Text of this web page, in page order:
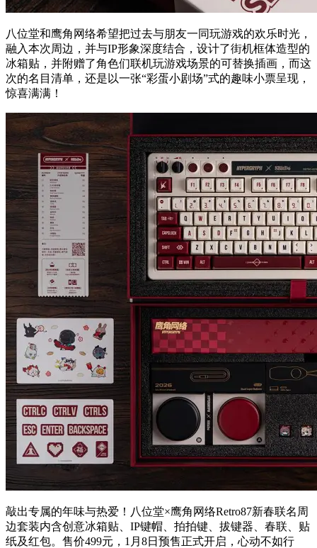
八位堂和鹰角网络希望把过去与朋友一同玩游戏的欢乐时光，
融入本次周边，并与IP形象深度结合，设计了街机框体造型的
冰箱贴，并附赠了角色们联机玩游戏场景的可替换插画，而这
次的名目清单，还是以一张“彩蛋小剧场”式的趣味小票呈现，
惊喜满满！
敲出专属的年味与热爱！八位堂×鹰角网络Retro87新春联名周
边套装内含创意冰箱贴、IP键帽、拍拍键、拔键器、春联、贴
纸及红包。售价499元，1月8日预售正式开启，心动不如行